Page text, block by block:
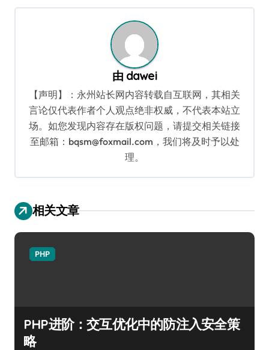
由 dawei
【声明】：永州站长网内容转载自互联网，其相关
言论仅代表作者个人观点绝非权威，不代表本站立
场。如您发现内容存在版权问题，请提交相关链接
至邮箱：bqsm@foxmail.com，我们将及时予以处
理。
相关文章
PHP
PHP进阶：交互优化中的防注入安全策
略